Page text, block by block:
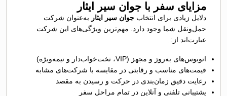
مزایای سفر با جوان سیر ایثار
دلایل زیادی برای انتخاب جوان سیر ایثار به‌عنوان شرکت
حمل‌ونقل شما وجود دارد. مهم‌ترین ویژگی‌های این شرکت
عبارت‌اند از:
اتوبوس‌های به‌روز و مجهز (VIP، تخت‌خواب‌دار و نیمه‌ویژه)
قیمت‌های مناسب و رقابتی در مقایسه با شرکت‌های مشابه
رعایت دقیق زمان‌بندی در حرکت و رسیدن به مقصد
پشتیبانی تلفنی و آنلاین در تمام مراحل سفر